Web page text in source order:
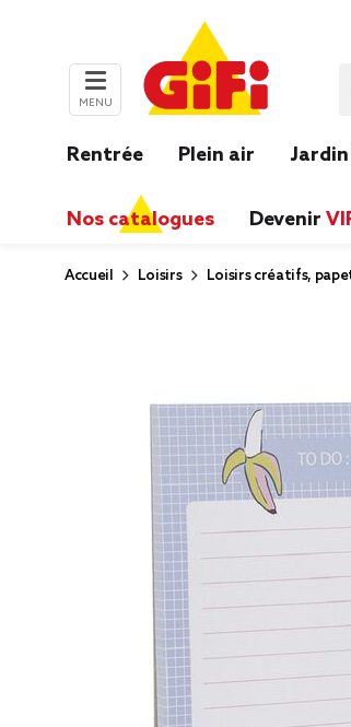
MENU
Rentrée Plein air
Nos catalogues Devenir
Accueil Loisirs Loisirs créatifs,